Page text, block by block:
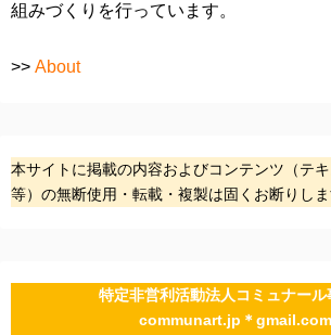
組みづくりを行っています。
>> About
本サイトに掲載の内容およびコンテンツ（テ
等）の無断使用・転載・複製は固くお断りしま
特定非営利活動法人コミュナー
communart.jp＊